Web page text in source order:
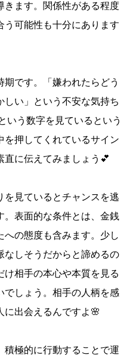
きます。関係性がある程度
う可能性も十分にあります
です。「嫌われたらどう
しい」という不安な気持ち
いう数字を見ているという
を押してくれているサイン
直に伝えてみましょう💕
を見ているとチャンスを逃
。表面的な条件とは、金銭
の態度も含みます。少し
なしそうだからと諦めるの
け相手の本心や本質を見る
でしょう。相手の人柄を感
に出会えるんですよ🌸
積極的に行動することで運